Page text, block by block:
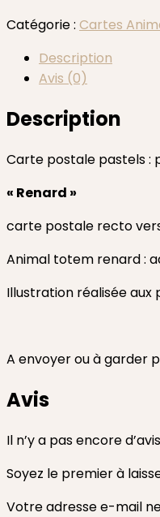
RENARD
adaptation,
astuce,
diplomatie
Catégorie : Cartes
Description
Avis (0)
Description
Carte postale pastels :
« Renard »
carte postale recto
Animal totem renard :
Illustration réalisée aux
A envoyer ou à garder
Avis
Il n’y a pas encore
Soyez le premier à
Votre adresse e-mail